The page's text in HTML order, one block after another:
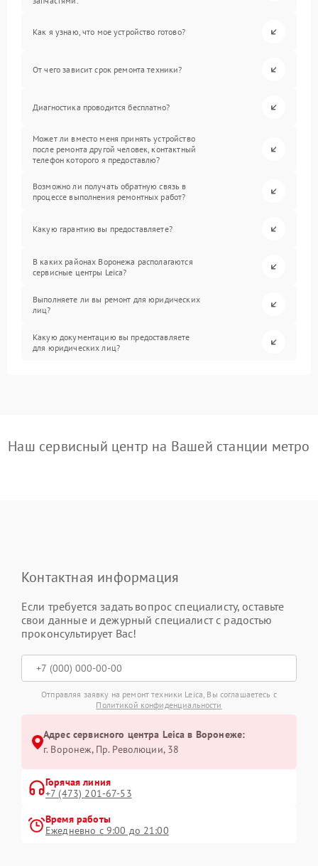
Как я узнаю, что мое устройство готово?
От чего зависит срок ремонта техники?
Диагностика проводится бесплатно?
Может ли вместо меня принять устройство
после ремонта другой человек, контактный
телефон которого я предоставлю?
Возможно ли получать обратную связь в
процессе выполнения ремонтных работ?
Какую гарантию вы предоставляете?
В каких районах Воронежа располагаются
сервисные центры Leica?
Выполняете ли вы ремонт для юридических
лиц?
Какую документацию вы предоставляете
для юридических лиц?
Наш сервисный центр на Вашей станции метро
Контактная информация
Если требуется задать вопрос специалисту, оставьте
свои данные и дежурный специалист с радостью
проконсультирует Вас!
Отправляя заявку на ремонт техники Leica, Вы соглашаетесь с
Политикой конфиденциальности
Адрес сервисного центра Leica в Воронеже:
г. Воронеж, Пр. Революции, 38
Горячая линия
+7 (473) 201-67-53
Время работы
Ежедневно с 9:00 до 21:00